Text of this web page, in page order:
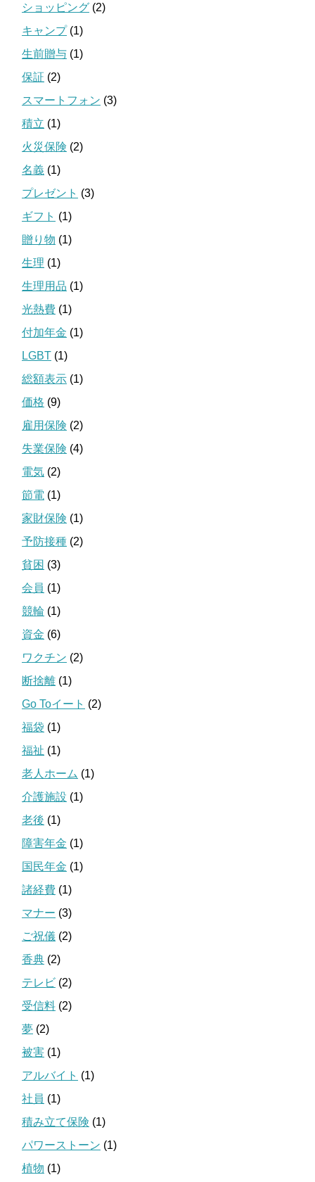
ショッピング (2)
キャンプ(1)
生前贈与 (1)
保証 (2)
スマートフォン (3)
積立 (1)
火災保険 (2)
名義 (1)
プレゼント (3)
ギフト (1)
贈り物 (1)
生理 (1)
生理用品 (1)
光熱費 (1)
付加年金 (1)
LGBT (1)
総額表示 (1)
価格 (9)
雇用保険 (2)
失業保険 (4)
電気 (2)
節電 (1)
家財保険 (1)
予防接種 (2)
貧困 (3)
会員 (1)
競輪 (1)
資金 (6)
ワクチン (2)
断捨離 (1)
Go Toイート (2)
福袋 (1)
福祉 (1)
老人ホーム (1)
介護施設 (1)
老後 (1)
障害年金 (1)
国民年金 (1)
諸経費 (1)
マナー (3)
ご祝儀 (2)
香典 (2)
テレビ (2)
受信料 (2)
夢 (2)
被害 (1)
アルバイト (1)
社員 (1)
積み立て保険 (1)
パワーストーン (1)
植物 (1)